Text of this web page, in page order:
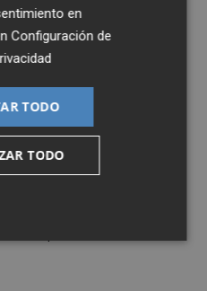
17 personas
baja la
estos momentos
con covid
son 55 menos que
descenso del 4,6%,
la que había a
en
Configuración de
TODO
TODO